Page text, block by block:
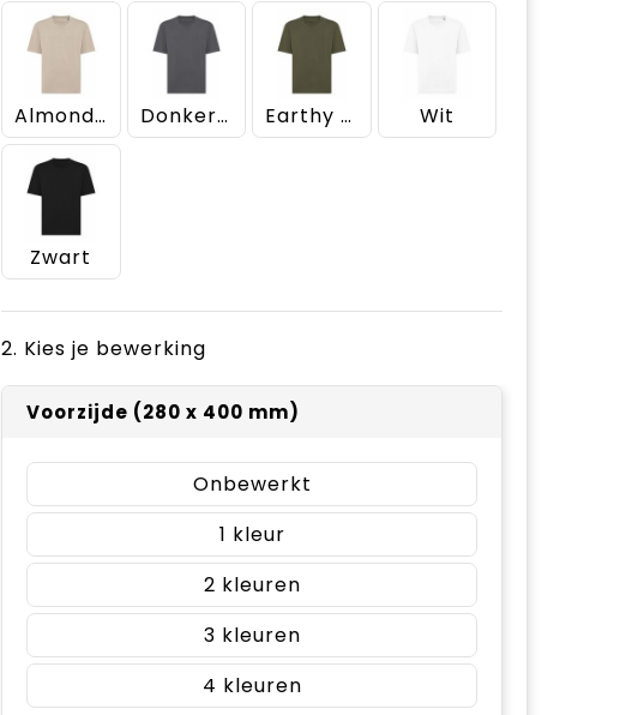
Almond Creme Donkergrijs Earthy Green Wit
Zwart
2. Kies je bewerking
Voorzijde (280 x 400 mm)
Onbewerkt
1
2
3
4